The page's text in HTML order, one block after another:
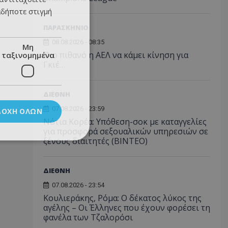
08.08.2026 - 08:35
Πιο πιθανό η ΑΕΛ να κάμει κίνηση για
07.08.2026 - 23:59
Νότια Κορέα: Υπόθεση-σοκ με καταγγελίες
για προσφορά σεξουαλικών υπηρεσιών σε
ξένους διαιτητές (BINTEO)
ΔΙΕΘΝΗ
07.08.2026 - 23:54
Κουλιεράκης, Ρόμα: Ο δέκατος λύκος της
αγέλης – Οι Έλληνες που έχουν φορέσει τη
φανέλα των Τζαλορόσι
στιγμή
Μη
ταξινομημένα
ΌΛΩΝ